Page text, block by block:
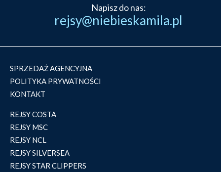
Napisz do nas:
rejsy@niebieskamila.pl
SPRZEDAŻ AGENCYJNA
POLITYKA PRYWATNOŚCI
KONTAKT
REJSY COSTA
REJSY MSC
REJSY NCL
REJSY SILVERSEA
REJSY STAR CLIPPERS